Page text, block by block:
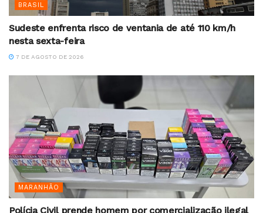
BRASIL
Sudeste enfrenta risco de ventania de até 110 km/h
nesta sexta-feira
7 DE AGOSTO DE 2026
MARANHÃO
Polícia Civil prende homem por comercialização ilegal